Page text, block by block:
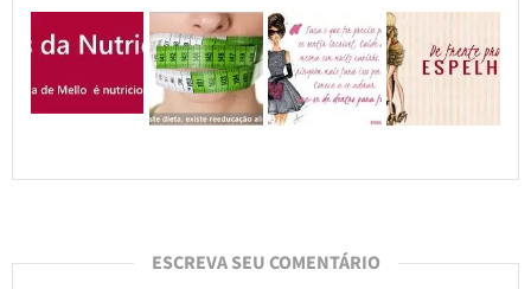
ESCREVA SEU COMENTÁRIO